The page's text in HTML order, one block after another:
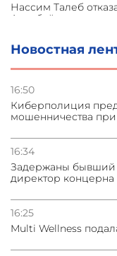
Новостная
16:50
Киберполиция
мошенничества
16:34
Задержаны бывший
директор концерна
16:25
Multi Wellness
Нассим Талеб
Азербайджане
31.07.2026
Сотрудничество и
31.07.2026
31.07.2026
условии